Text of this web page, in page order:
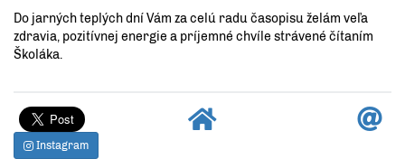
Do jarných teplých dní Vám za celú radu časopisu želám veľa
zdravia, pozitívnej energie a príjemné chvíle strávené čítaním
Školáka.
Instagram